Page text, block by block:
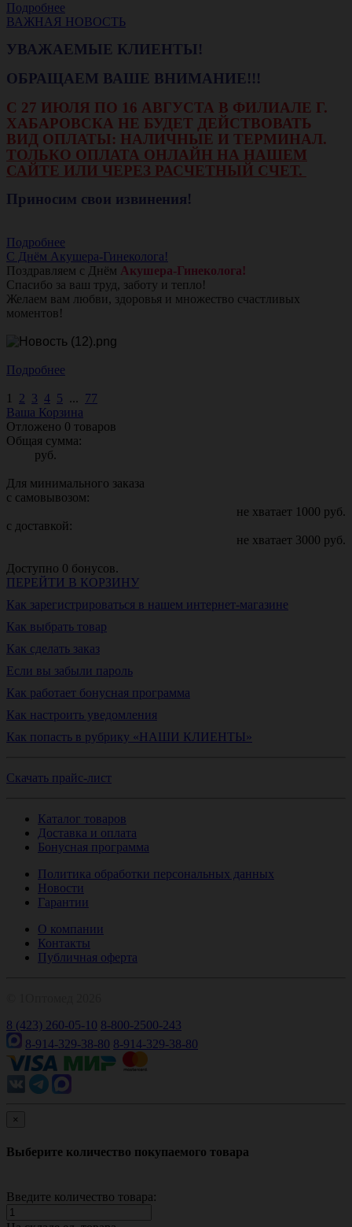
Подробнее
ВАЖНАЯ НОВОСТЬ
УВАЖАЕМЫЕ КЛИЕНТЫ!
ОБРАЩАЕМ ВАШЕ ВНИМАНИЕ!!!
С 27 ИЮЛЯ ПО 16 АВГУСТА В ФИЛИАЛЕ Г.
ХАБАРОВСКА НЕ БУДЕТ ДЕЙСТВОВАТЬ
ВИД ОПЛАТЫ: НАЛИЧНЫЕ И ТЕРМИНАЛ.
ТОЛЬКО ОПЛАТА ОНЛАЙН НА НАШЕМ
САЙТЕ ИЛИ ЧЕРЕЗ РАСЧЕТНЫЙ СЧЕТ.
Приносим свои извинения!
Подробнее
С Днём Акушера-Гинеколога!
Поздравляем с Днём Акушера-Гинеколога!
Спасибо за ваш труд, заботу и тепло!
Желаем вам любви, здоровья и множество счастливых
моментов!
Подробнее
1 2 3 4 5 ... 77
Ваша Корзина
Отложено 0 товаров
Общая сумма:
руб.
Для минимального заказа
с самовывозом:
не хватает 1000 руб.
с доставкой:
не хватает 3000 руб.
Доступно 0 бонусов.
ПЕРЕЙТИ В КОРЗИНУ
Как зарегистрироваться в нашем интернет-магазине
Как выбрать товар
Как сделать заказ
Если вы забыли пароль
Как работает бонусная программа
Как настроить уведомления
Как попасть в рубрику «НАШИ КЛИЕНТЫ»
Скачать прайс-лист
Каталог товаров
Доставка и оплата
Бонусная программа
Политика обработки персональных данных
Новости
Гарантии
О компании
Контакты
Публичная оферта
8 (423) 260-05-10 8-800-2500-243
8-914-329-38-80 8-914-329-38-80
×
Выберите количество покупаемого товара
Введите количество товара: